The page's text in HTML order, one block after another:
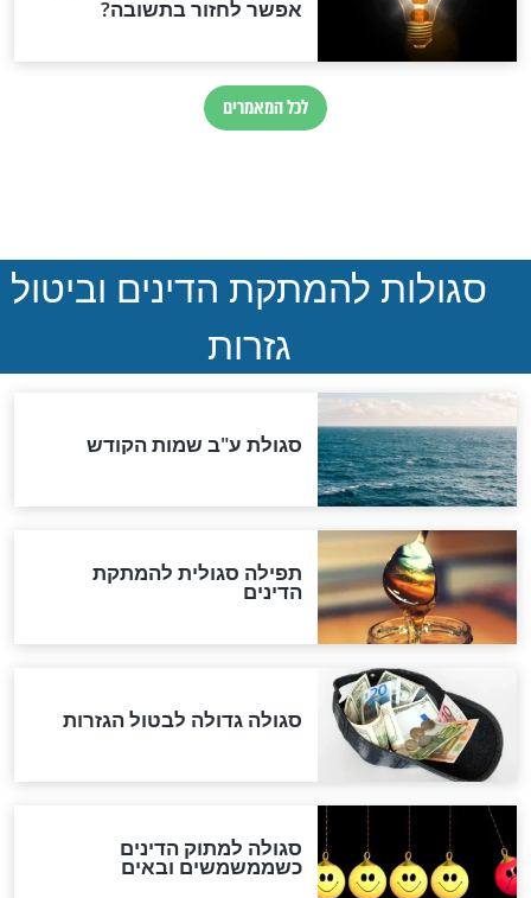
ההסכם החשאי של טראמפ
ואיראן: בלי שקיפות ועם הרבה
המסמך האבוד שנחשף
במרתפי מוסקבה: כתב היד
הנדיר של הרשב"ם התגלה
"מודה לקב"ה על כל השנים"
לכל המאמרים
אחרית הימים
האם אפשר לחשב את הקץ?